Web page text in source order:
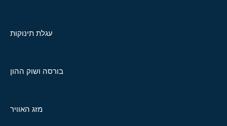
עגלת תינוקות
בורסה ושוק ההון
מזג האוויר